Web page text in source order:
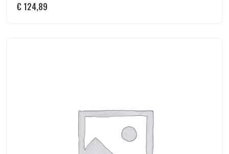
€ 124,89